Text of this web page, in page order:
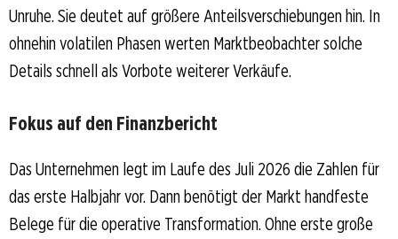
Unruhe. Sie deutet auf größere Anteilsverschiebungen hin. In
ohnehin volatilen Phasen werten Marktbeobachter solche
Details schnell als Vorbote weiterer Verkäufe.
Fokus auf den Finanzbericht
Das Unternehmen legt im Laufe des Juli 2026 die Zahlen für
das erste Halbjahr vor. Dann benötigt der Markt handfeste
Belege für die operative Transformation. Ohne erste große